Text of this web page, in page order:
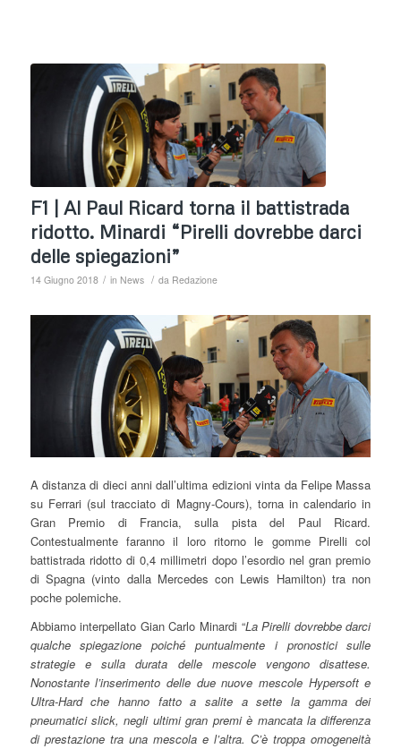
F1 | Al Paul Ricard torna il battistrada
ridotto. Minardi “Pirelli dovrebbe darci
delle spiegazioni”
14 Giugno 2018 / in News / da Redazione
A distanza di dieci anni dall’ultima edizioni vinta da Felipe Massa
su Ferrari (sul tracciato di Magny-Cours), torna in calendario in
Gran Premio di Francia, sulla pista del Paul Ricard.
Contestualmente faranno il loro ritorno le gomme Pirelli col
battistrada ridotto di 0,4 millimetri dopo l’esordio nel gran premio
di Spagna (vinto dalla Mercedes con Lewis Hamilton) tra non
poche polemiche.
Abbiamo interpellato Gian Carlo Minardi “La Pirelli dovrebbe darci
qualche spiegazione poiché puntualmente i pronostici sulle
strategie e sulla durata delle mescole vengono disattese.
Nonostante l’inserimento delle due nuove mescole Hypersoft e
Ultra-Hard che hanno fatto a salite a sette la gamma dei
pneumatici slick, negli ultimi gran premi è mancata la differenza
di prestazione tra una mescola e l’altra. C’è troppa omogeneità